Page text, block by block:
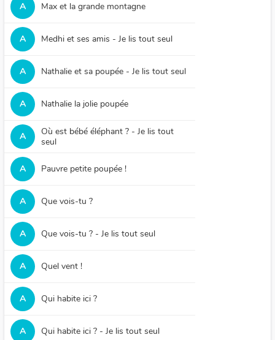
A Max et la grande montagne
A Medhi et ses amis - Je lis tout seul
A Nathalie et sa poupée - Je lis tout seul
A Nathalie la jolie poupée
A
Où est bébé éléphant ? - Je lis tout
seul
A Pauvre petite poupée !
A Que vois-tu ?
A Que vois-tu ? - Je lis tout seul
A Quel vent !
A Qui habite ici ?
A Qui habite ici ? - Je lis tout seul